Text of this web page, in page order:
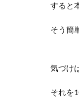
砲」
季
園
すると
そう簡
気づけ
それを